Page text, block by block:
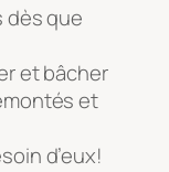
dès que
et bâcher
et
d’eux!